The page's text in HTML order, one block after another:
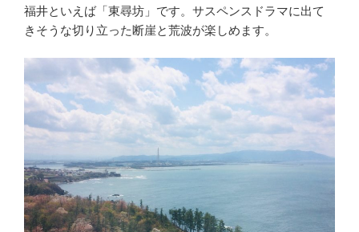
福井といえば「東尋坊」です。サスペンスドラマに出て
きそうな切り立った断崖と荒波が楽しめます。